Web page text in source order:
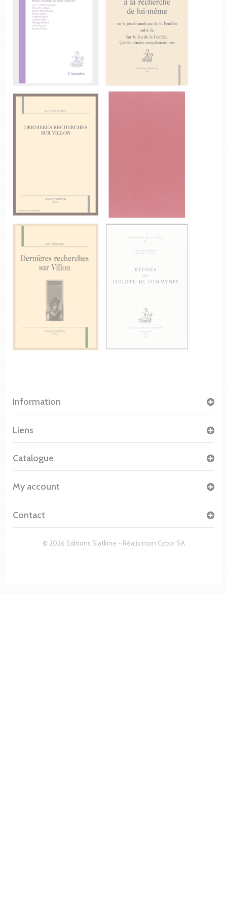
Information
© 2026 Editions Slatkine - Réalisation Cybor SA
Liens
Catalogue
My account
Contact